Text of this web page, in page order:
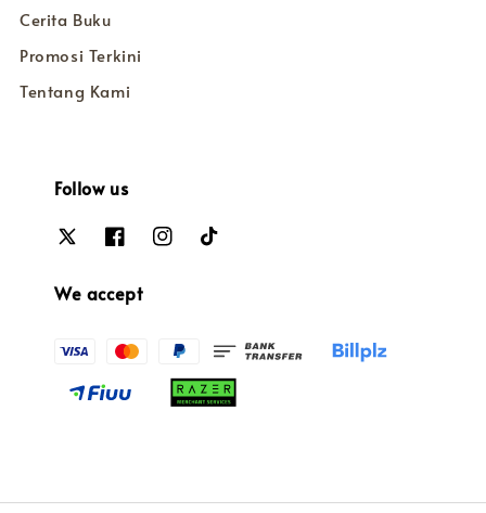
Cerita Buku
Promosi Terkini
Tentang Kami
Follow us
We accept